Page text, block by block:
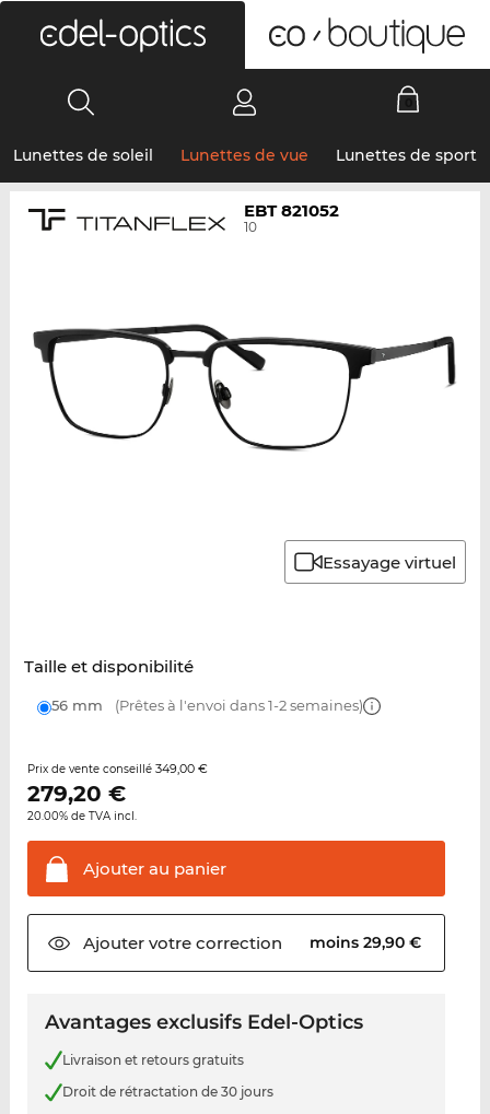
Lunettes de soleil Lunettes de vue Lunettes de sport
EBT 821052
10
Essayage virtuel
Taille et disponibilité
56 mm (Prêtes à l'envoi dans 1-2 semaines)
Prix de vente conseillé 349,00 €
279,20 €
20.00% de TVA incl.
Ajouter au panier
Ajouter votrecorrection moins 29,90 €
Avantages exclusifs Edel-Optics
Livraison et retours gratuits
Droit de rétractation de 30 jours